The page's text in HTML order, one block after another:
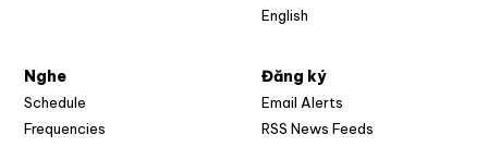
English
Nghe
Schedule
Frequencies
Đăng ký
Email Alerts
RSS News Feeds